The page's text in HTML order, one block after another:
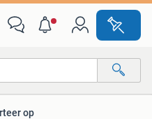
op